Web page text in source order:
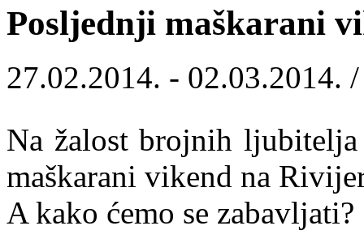
Posljednji maškarani
27.02.2014. - 02.03.2014.
Na žalost brojnih
maškarani vikend na
A kako ćemo se zabavljati?